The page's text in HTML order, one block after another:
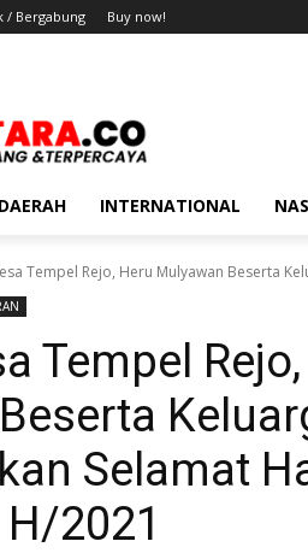
/ Bergabung Buy now!
DAERAH INTERNATIONAL
Tempel Rejo, Heru Mulyawan Beserta
Tempel
Selamat
2021